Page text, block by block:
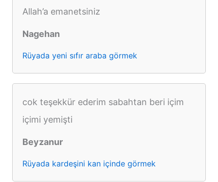
Allah’a emanetsiniz
Nagehan
Rüyada yeni sıfır araba görmek
cok teşekkür ederim sabahtan beri içim
içimi yemişti
Beyzanur
Rüyada kardeşini kan içinde görmek